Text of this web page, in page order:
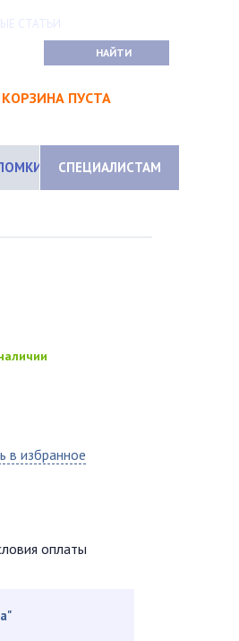
СТАТЬИ
ПУСТА
СПЕЦИАЛИСТАМ
в избранное
оплаты